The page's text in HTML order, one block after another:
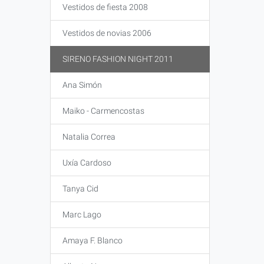
Vestidos de fiesta 2008
Vestidos de novias 2006
SIRENO FASHION NIGHT 2011
Ana Simón
Maiko - Carmencostas
Natalia Correa
Uxía Cardoso
Tanya Cid
Marc Lago
Amaya F. Blanco